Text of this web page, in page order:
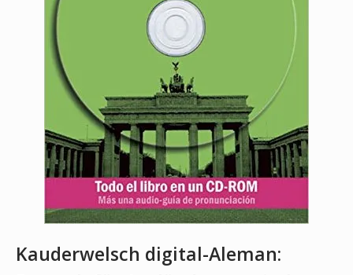
Kauderwelsch digital-Aleman: